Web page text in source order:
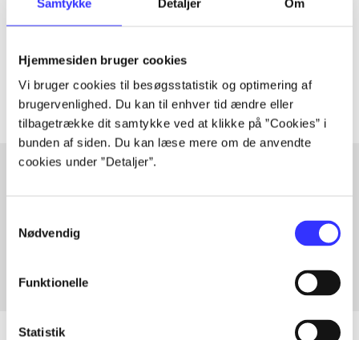
Samtykke Detaljer Om
Hjemmesiden bruger cookies
Vi bruger cookies til besøgsstatistik og optimering af
brugervenlighed. Du kan til enhver tid ændre eller
tilbagetrække dit samtykke ved at klikke på ”Cookies” i
bunden af siden. Du kan læse mere om de anvendte
cookies under ”Detaljer”.
Nødvendig
Funktionelle
Statistik
Artiklerne i handler ofte om
Fra